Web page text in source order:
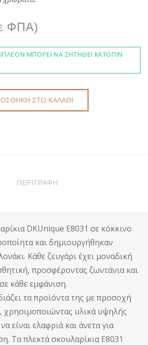
ΦΠΑ)
ΜΠΟΡΕΊ ΝΑ ΖΗΤΗΘΕΊ ΚΑΤΌΠΙΝ
ΣΤΟ ΚΑΛΆΘΙ
ΠΕΡΙΓΡΑΦΉ
DKUnique E8031 σε κόκκινο
και δημιουργήθηκαν
Κάθε ζευγάρι έχει μοναδική
προσφέροντας ζωντάνια και
κάθε εμφάνιση.
τα προϊόντα της με προσοχή
χρησιμοποιώντας υλικά υψηλής
είναι ελαφριά και άνετα για
Τα πλεκτά σκουλαρίκια E8031